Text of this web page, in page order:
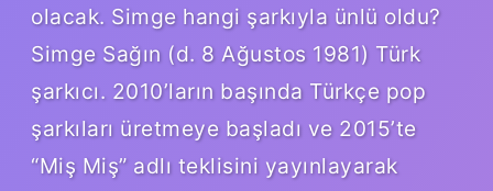
olacak. Simge hangi şarkıyla ünlü oldu?
Simge Sağın (d. 8 Ağustos 1981) Türk
şarkıcı. 2010’ların başında Türkçe pop
şarkıları üretmeye başladı ve 2015’te
“Miş Miş” adlı teklisini yayınlayarak